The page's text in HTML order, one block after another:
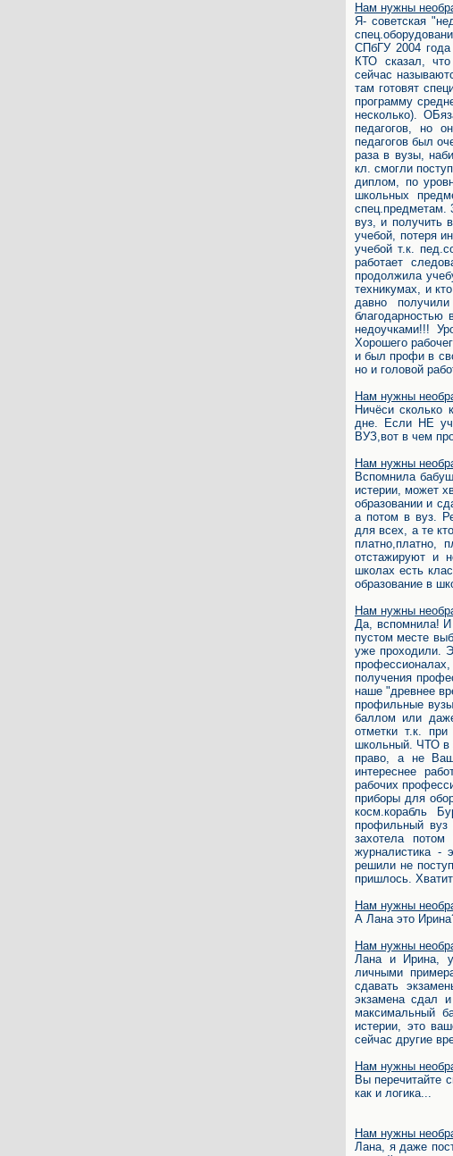
Нам нужны
Я- советская
СПбГУ 2004
КТО сказал,
сейчас
там готовят
программу
несколько).
педагогов, но
педагогов был
раза в вузы,
кл. смогли
диплом, по
школьных
вуз, и получить
учебой, потеря
учебой т.к.
работает
продолжила
техникумах, и
давно
недоучками!!!
Хорошего
и был профи в
но и головой
Нам нужны
Ничёси сколько
дне. Если НЕ
ВУЗ,вот в чем
Нам нужны
Вспомнила
истерии, может
образовании и
а потом в вуз.
для всех, а те
платно,платно,
отстажируют и
школах есть
образование в
Нам нужны
Да, вспомнила! И
пустом месте
уже проходили.
получения
наше "древнее
профильные
баллом или
отметки т.к.
школьный. ЧТО в
право, а не
интереснее
рабочих
приборы для
косм.корабль
профильный вуз
захотела
журналистика -
решили не
пришлось.
Нам нужны
А Лана это
Нам нужны
Лана и Ирина,
личными
сдавать
экзамена сдал
максимальный
истерии, это
сейчас другие
Нам нужны
Вы перечитайте
как и логика...
Нам нужны
Лана, я даже